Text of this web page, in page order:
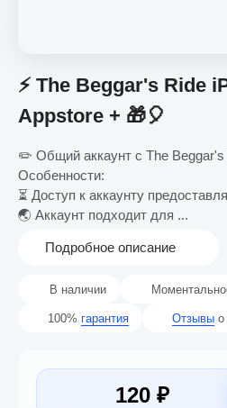
⚡️ The Beggar's Ride
Appstore + 🎁🎈
✏️ Общий аккаунт с The Beggar's
Особенности:
⏳ Доступ к аккаунту
🌏 Аккаунт подходит для ...
Подробное описание
В наличии
100% гарантия Отзывы о
120 ₽